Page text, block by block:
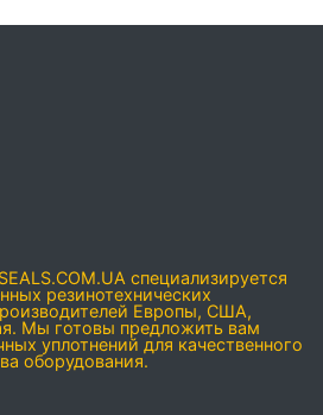
специализируется
резинотехнических
Европы, США,
Мы готовы предложить вам
уплотнений для качественного
оборудования.